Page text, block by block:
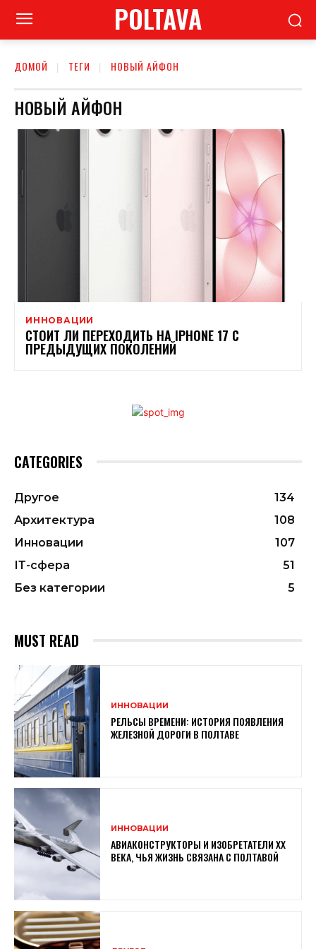
POLTAVA
ДОМОЙ ТЕГИ НОВЫЙ АЙФОН
НОВЫЙ АЙФОН
ИННОВАЦИИ
СТОИТ ЛИ ПЕРЕХОДИТЬ НА IPHONE 17 С
ПРЕДЫДУЩИХ ПОКОЛЕНИЙ
CATEGORIES
Другое
134
Архитектура
108
Инновации
107
ІТ-сфера
51
Без категории
5
MUST READ
ИННОВАЦИИ
РЕЛЬСЫ ВРЕМЕНИ: ИСТОРИЯ ПОЯВЛЕНИЯ
ЖЕЛЕЗНОЙ ДОРОГИ В ПОЛТАВЕ
ИННОВАЦИИ
АВИАКОНСТРУКТОРЫ И ИЗОБРЕТАТЕЛИ XX
ВЕКА, ЧЬЯ ЖИЗНЬ СВЯЗАНА С ПОЛТАВОЙ